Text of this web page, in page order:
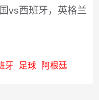
vs西班牙，英格兰
牙 足球 阿根廷